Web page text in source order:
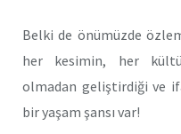
Belki de önümüzde
her kesimin, her
olmadan geliştirdiği ve
bir yaşam şansı var!